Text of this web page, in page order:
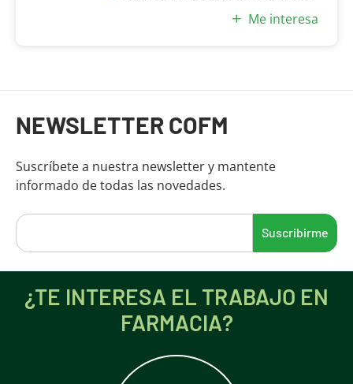
Me interesa
NEWSLETTER COFM
Suscríbete a nuestra newsletter y mantente
informado de todas las novedades.
¿TE INTERESA EL TRABAJO EN
FARMACIA?